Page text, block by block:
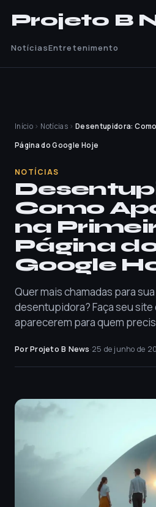
Projeto B
NotíciasEntretenimento
Início › Notícias › Desentupidora:
Página do Google Hoje
NOTÍCIAS
Como
na
Página
Google
Quer mais chamadas para
desentupidora? Faça seu
aparecerem para quem
Por Projeto B News·25 de junho de